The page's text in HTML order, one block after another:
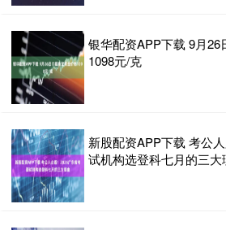
银华配资APP下载 9月26
1098元/克
新股配资APP下载 考公
试机构选登科七月的三大